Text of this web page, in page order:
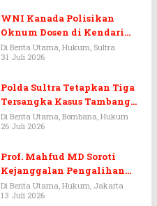
WNI Kanada Polisikan
Oknum Dosen di Kendari
Terkait Aset Puluhan Miliar
Di Berita Utama, Hukum, Sultra
31 Juli 2026
Polda Sultra Tetapkan Tiga
Tersangka Kasus Tambang
Emas Ilegal di Bombana
Di Berita Utama, Bombana, Hukum
26 Juli 2026
Prof. Mahfud MD Soroti
Kejanggalan Pengalihan
Penyelidikan Tersangka
Febrie Adriansyah
Di Berita Utama, Hukum, Jakarta
13 Juli 2026